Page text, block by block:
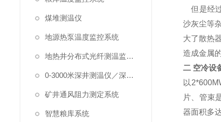
煤堆测温仪
地源热泵温度监控系统
地热井分布式光纤测温监测系统
0-3000米深井测温仪／深水测温仪
矿井通风阻力测定系统
智慧粮库系统
但是经
沙灰尘等
大了散热
造成金属
二 空冷设
以
片、管束
器面积多